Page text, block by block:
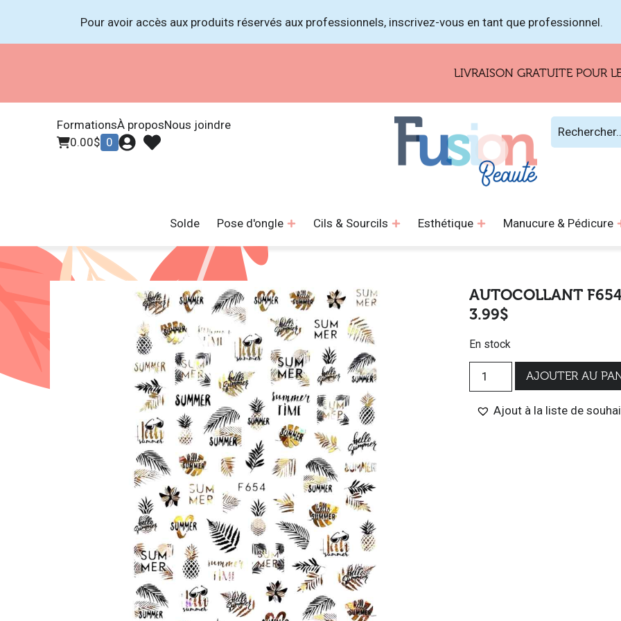
Pour avoir accès aux produits réservés aux professionnels, inscrivez-vous en tant que professionnel.
LIVRAISON GRATUITE POUR LES
FormationsÀ proposNous joindre
0.00$ 0
Solde Pose d'ongle Cils & Sourcils Esthétique Manucure & Pédicure
AUTOCOLLANT
3.99$
En stock
AJOUTER AU
Ajout à la liste de